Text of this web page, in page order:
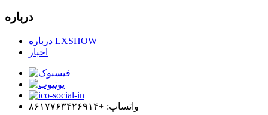
درباره
درباره LXSHOW
اخبار
واتساپ: +۸۶۱۷۷۶۳۴۲۶۹۱۴